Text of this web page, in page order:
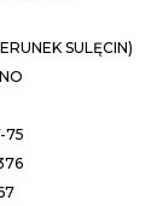
SULĘCIN)
75